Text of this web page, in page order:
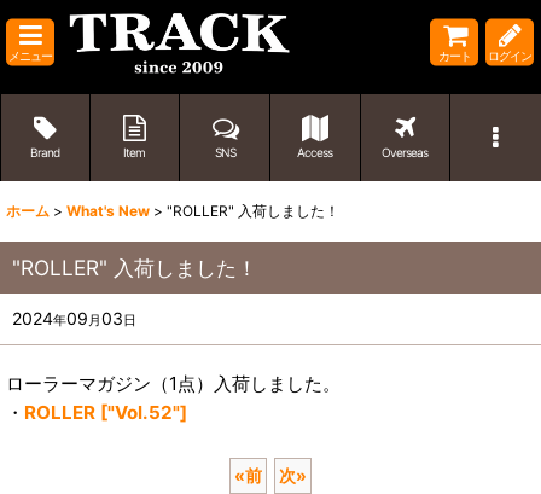
メニュー カート ログイン
Brand Item SNS Access Overseas
ホーム > What's New > "ROLLER" 入荷しました！
"ROLLER" 入荷しました！
2024年09 月03日
ローラーマガジン（1点）入荷しました。
・ ROLLER ["Vol.52"]
«前 次»